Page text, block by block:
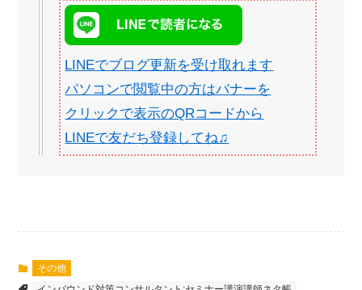
LINEでブログ更新を受け取れます
パソコンで閲覧中の方はバナーを
クリックで表示のQRコードから
LINEで友だち登録してね♫
その他